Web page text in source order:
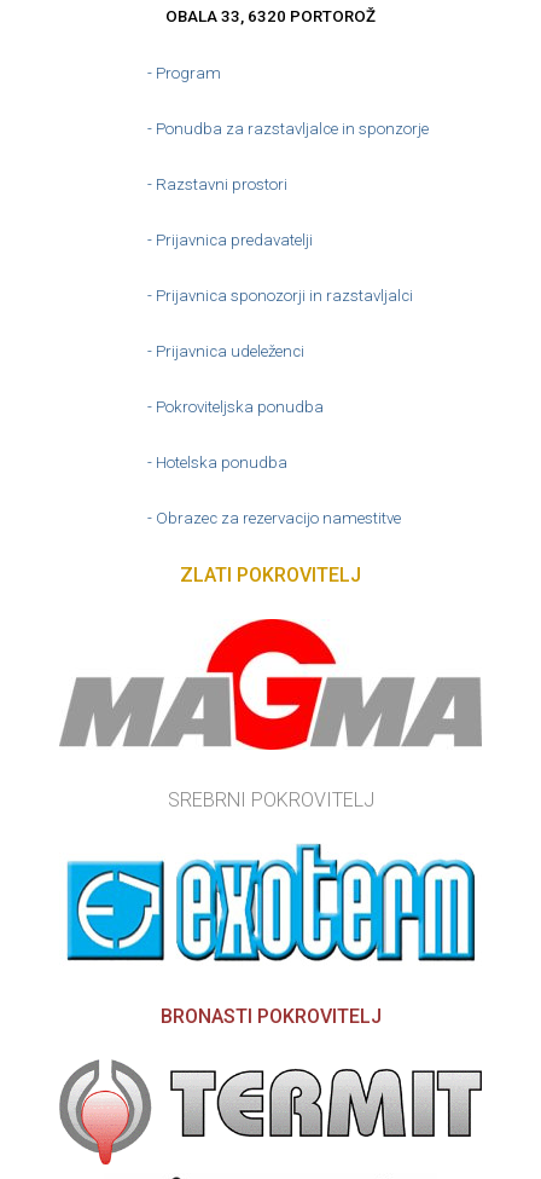
OBALA 33, 6320 PORTOROŽ
- Program
- Ponudba za razstavljalce in sponzorje
- Razstavni prostori
- Prijavnica predavatelji
- Prijavnica sponozorji in razstavljalci
- Prijavnica udeleženci
- Pokroviteljska ponudba
- Hotelska ponudba
- Obrazec za rezervacijo namestitve
ZLATI POKROVITELJ
SREBRNI POKROVITELJ
BRONASTI POKROVITELJ